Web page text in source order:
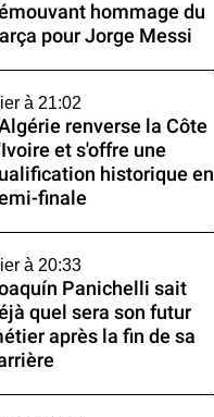
hommage du
pour Jorge Messi
à 21:02
renverse la Côte
et s'offre une
historique en
finale
à 20:33
Panichelli sait
quel sera son futur
après la fin de sa